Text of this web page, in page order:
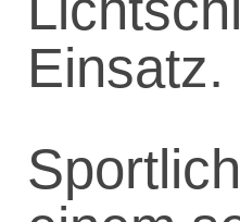
Einsatz.